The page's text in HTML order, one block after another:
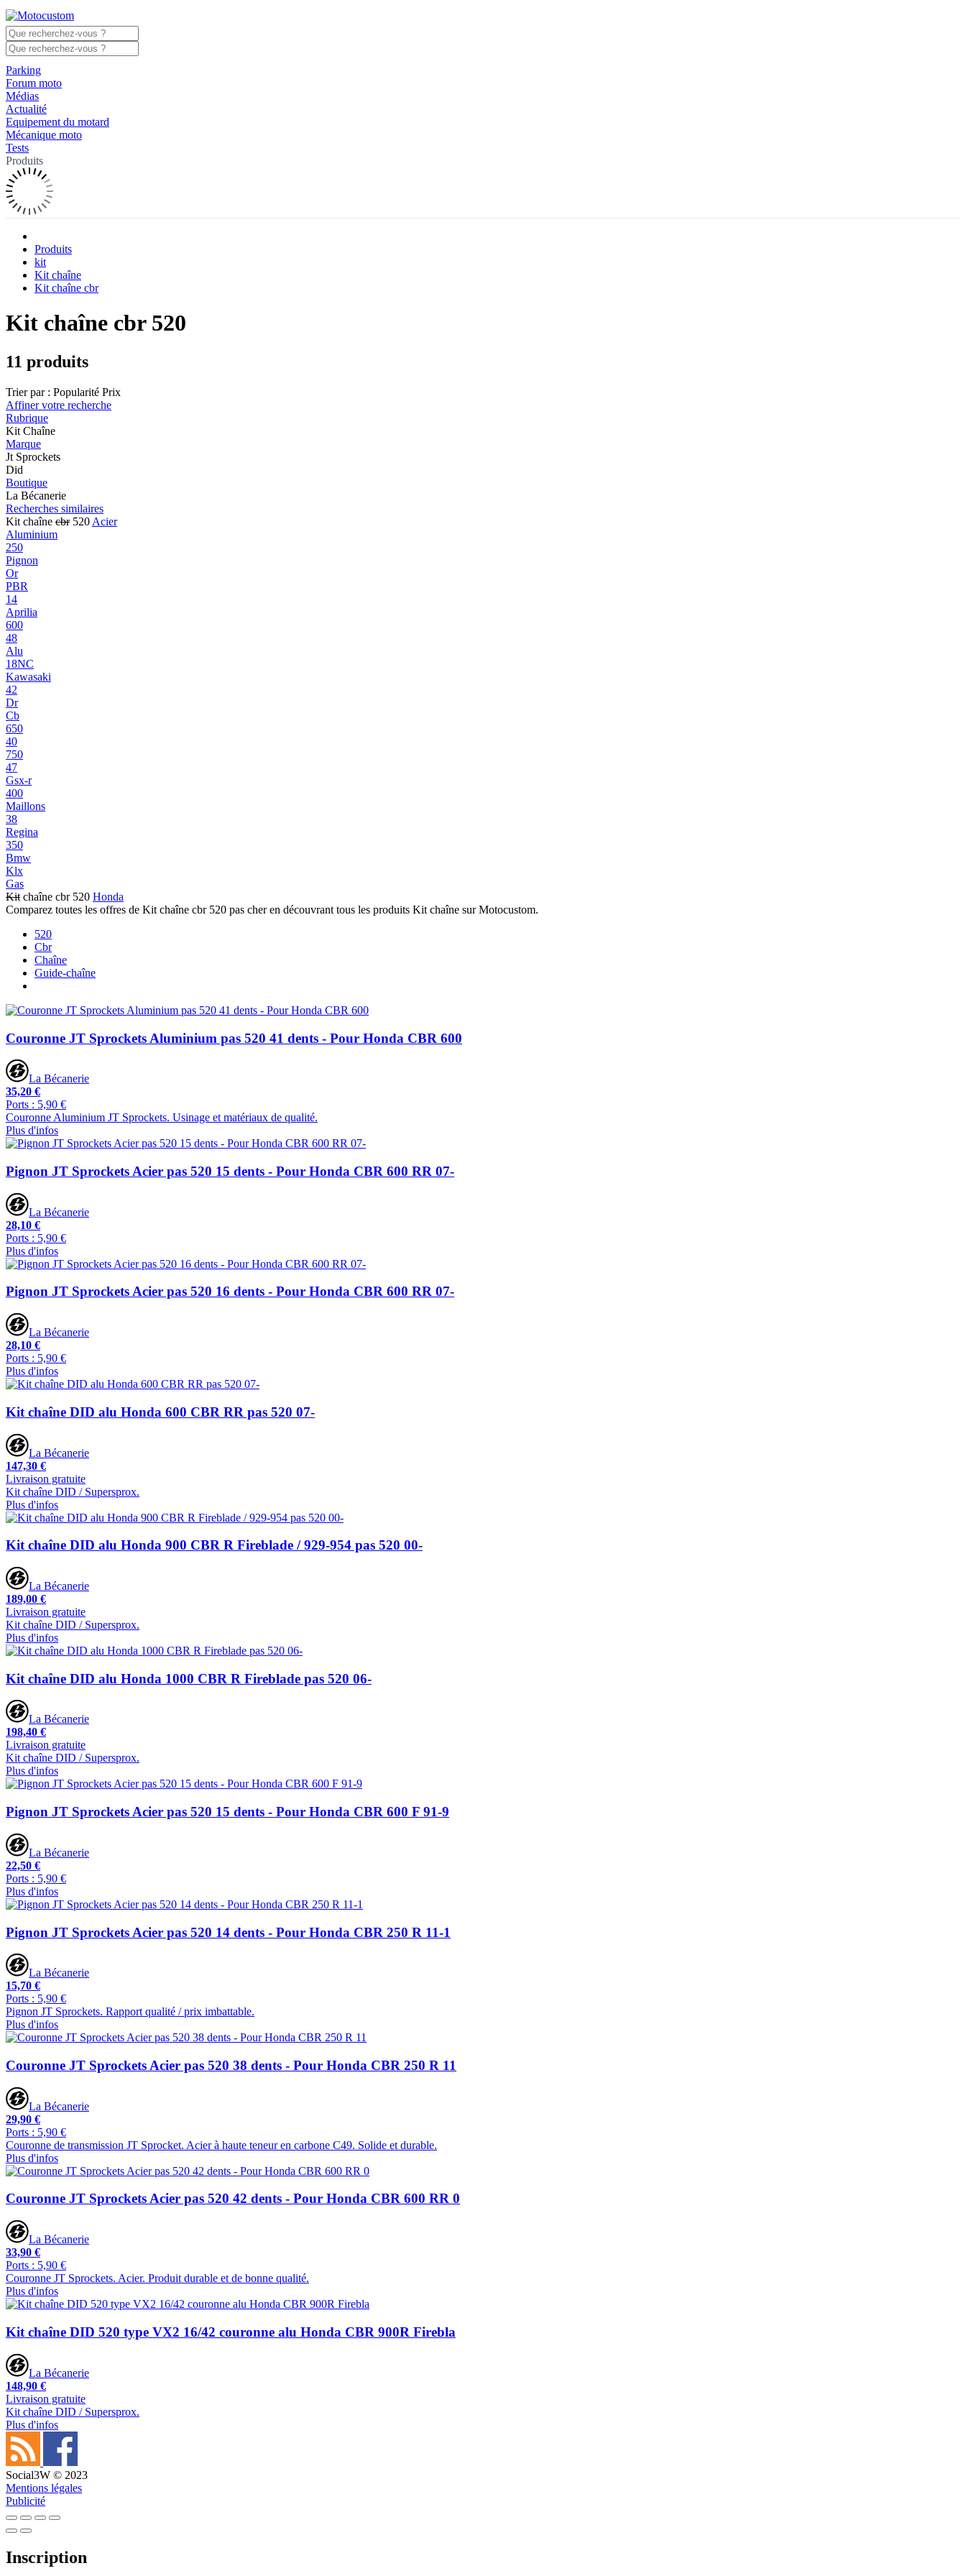
Parking
Forum moto
Médias
Actualité
Equipement du motard
Mécanique moto
Tests
Produits
Produits
kit
Kit chaîne
Kit chaîne cbr
Kit chaîne cbr 520
11 produits
Trier par : Popularité Prix
Affiner votre recherche
Rubrique
Kit Chaîne
Marque
Jt Sprockets
Did
Boutique
La Bécanerie
Recherches similaires
Kit chaîne cbr520 Acier
Aluminium
250
Pignon
Or
PBR
14
Aprilia
600
48
Alu
18NC
Kawasaki
42
Dr
Cb
650
40
750
47
Gsx-r
400
Maillons
38
Regina
350
Bmw
Klx
Gas
Kit chaîne cbr 520 Honda
Comparez toutes les offres de Kit chaîne cbr 520 pas cher en découvrant tous les produits Kit chaîne sur Motocustom.
520
Cbr
Chaîne
Guide-chaîne
Couronne JT Sprockets Aluminium pas 520 41 dents - Pour Honda CBR 600
La Bécanerie
35,20 €
Ports : 5,90 €
Couronne Aluminium JT Sprockets. Usinage et matériaux de qualité.
Plus d'infos
Pignon JT Sprockets Acier pas 520 15 dents - Pour Honda CBR 600 RR 07-
La Bécanerie
28,10 €
Ports : 5,90 €
Plus d'infos
Pignon JT Sprockets Acier pas 520 16 dents - Pour Honda CBR 600 RR 07-
La Bécanerie
28,10 €
Ports : 5,90 €
Plus d'infos
Kit chaîne DID alu Honda 600 CBR RR pas 520 07-
La Bécanerie
147,30 €
Livraison gratuite
Kit chaîne DID / Supersprox.
Plus d'infos
Kit chaîne DID alu Honda 900 CBR R Fireblade / 929-954 pas 520 00-
La Bécanerie
189,00 €
Livraison gratuite
Kit chaîne DID / Supersprox.
Plus d'infos
Kit chaîne DID alu Honda 1000 CBR R Fireblade pas 520 06-
La Bécanerie
198,40 €
Livraison gratuite
Kit chaîne DID / Supersprox.
Plus d'infos
Pignon JT Sprockets Acier pas 520 15 dents - Pour Honda CBR 600 F 91-9
La Bécanerie
22,50 €
Ports : 5,90 €
Plus d'infos
Pignon JT Sprockets Acier pas 520 14 dents - Pour Honda CBR 250 R 11-1
La Bécanerie
15,70 €
Ports : 5,90 €
Pignon JT Sprockets. Rapport qualité / prix imbattable.
Plus d'infos
Couronne JT Sprockets Acier pas 520 38 dents - Pour Honda CBR 250 R 11
La Bécanerie
29,90 €
Ports : 5,90 €
Couronne de transmission JT Sprocket. Acier à haute teneur en carbone C49. Solide et durable.
Plus d'infos
Couronne JT Sprockets Acier pas 520 42 dents - Pour Honda CBR 600 RR 0
La Bécanerie
33,90 €
Ports : 5,90 €
Couronne JT Sprockets. Acier. Produit durable et de bonne qualité.
Plus d'infos
Kit chaîne DID 520 type VX2 16/42 couronne alu Honda CBR 900R Firebla
La Bécanerie
148,90 €
Livraison gratuite
Kit chaîne DID / Supersprox.
Plus d'infos
Social3W © 2023
Mentions légales
Publicité
Inscription